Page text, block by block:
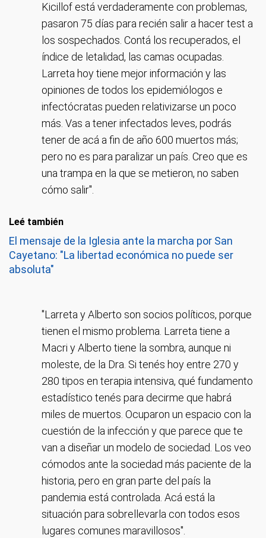
Kicillof está verdaderamente con problemas,
pasaron 75 días para recién salir a hacer test a
los sospechados. Contá los recuperados, el
índice de letalidad, las camas ocupadas.
Larreta hoy tiene mejor información y las
opiniones de todos los epidemiólogos e
infectócratas pueden relativizarse un poco
más. Vas a tener infectados leves, podrás
tener de acá a fin de año 600 muertos más;
pero no es para paralizar un país. Creo que es
una trampa en la que se metieron, no saben
cómo salir".
Leé también
El mensaje de la Iglesia ante la marcha por San
Cayetano: "La libertad económica no puede ser
absoluta"
"Larreta y Alberto son socios políticos, porque
tienen el mismo problema. Larreta tiene a
Macri y Alberto tiene la sombra, aunque ni
moleste, de la Dra. Si tenés hoy entre 270 y
280 tipos en terapia intensiva, qué fundamento
estadístico tenés para decirme que habrá
miles de muertos. Ocuparon un espacio con la
cuestión de la infección y que parece que te
van a diseñar un modelo de sociedad. Los veo
cómodos ante la sociedad más paciente de la
historia, pero en gran parte del país la
pandemia está controlada. Acá está la
situación para sobrellevarla con todos esos
lugares comunes maravillosos".